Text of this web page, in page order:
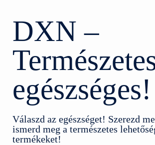
DXN –
egészséges!
Válaszd az egészséget! Szerezd
ismerd meg a természetes
termékeket!